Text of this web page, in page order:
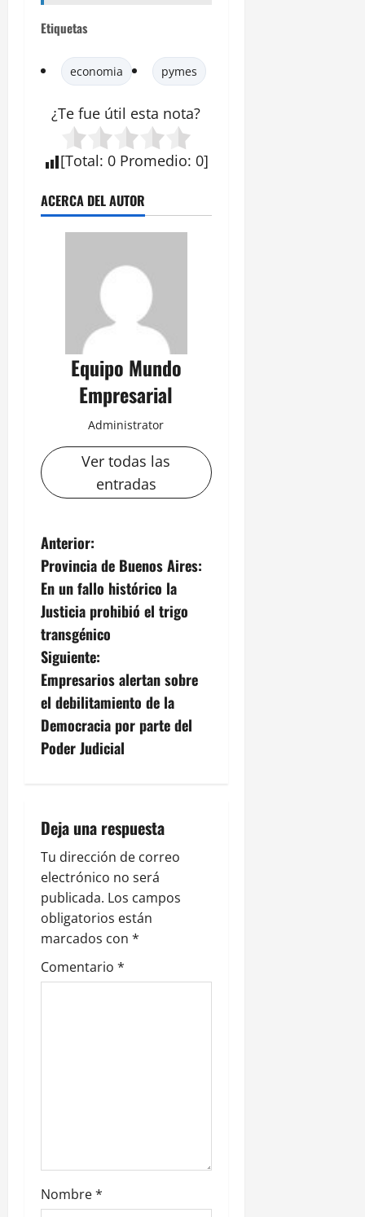
Etiquetas
economia pymes
¿Te fue útil esta nota?
[Total: 0 Promedio: 0]
ACERCA DEL AUTOR
Equipo Mundo
Empresarial
Administrator
Ver todas las
entradas
N
a
v
e
g
a
c
ó
n
d
e
e
n
a
s
Anterior:
Provincia de Buenos Aires:
En un fallo histórico la
Justicia prohibió el trigo
transgénico
Siguiente:
Empresarios alertan sobre
el debilitamiento de la
Democracia por parte del
Poder Judicial
Deja una respuesta
Tu dirección de correo
electrónico no será
publicada. Los campos
obligatorios están
marcados con *
Comentario *
Nombre*